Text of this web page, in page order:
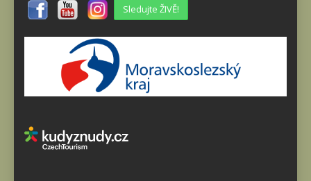
Sledujte ŽIVĚ!